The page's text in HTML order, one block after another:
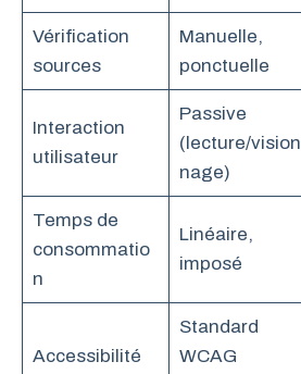
Vérification
sources
Manuelle,
ponctuelle
Interaction
utilisateur
Passive
(lecture/vision
nage)
Temps de
consommatio
n
Linéaire,
imposé
Accessibilité
Standard
WCAG